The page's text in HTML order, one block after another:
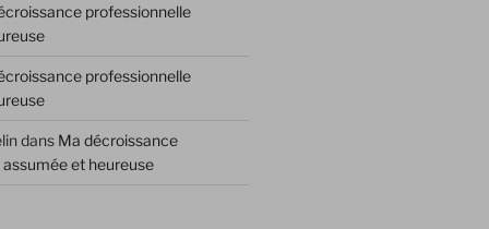
professionnelle
professionnelle
dans Ma décroissance
et heureuse